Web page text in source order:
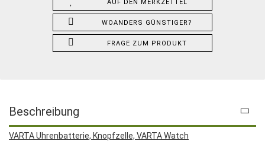
AUF DEN MERKZETTEL
WOANDERS GÜNSTIGER?
FRAGE ZUM PRODUKT
Beschreibung
VARTA Uhrenbatterie, Knopfzelle, VARTA Watch